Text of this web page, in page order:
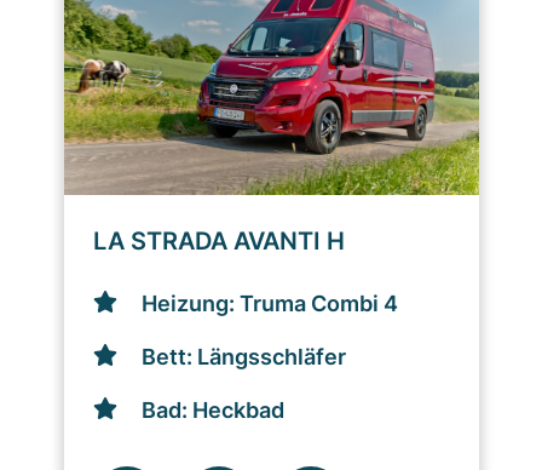
LA STRADA AVANTI H
Heizung: Truma Combi 4
Bett: Längsschläfer
Bad: Heckbad